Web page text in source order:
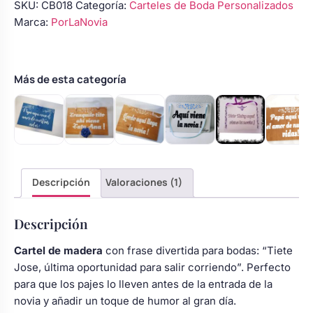
bebé boda
Jose
última
SKU: CB018 Categoría: Carteles de Boda Personalizados
Marca: PorLaNovia
Más de esta categoría
Descripción Valoraciones (1)
Descripción
Cartel de madera con frase divertida para bodas: “Tiete
Jose, última oportunidad para salir corriendo”. Perfecto
para que los pajes lo lleven antes de la entrada de la
novia y añadir un toque de humor al gran día.